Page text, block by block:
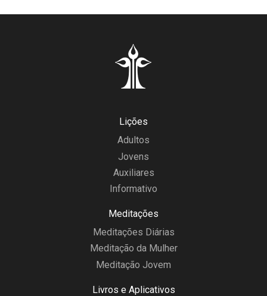
Lições
Adultos
Jovens
Auxiliares
Informativo
Meditações
Meditações Diárias
Meditação da Mulher
Meditação Jovem
Livros e Aplicativos